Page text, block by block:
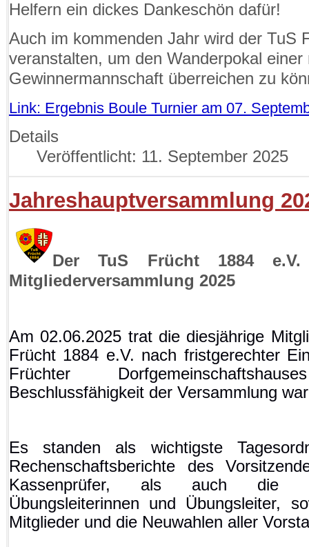
Helfern ein dickes Dankeschön dafür!
Auch im kommenden Jahr wird der TuS
veranstalten, um den Wanderpokal einer
Gewinnermannschaft überreichen zu
Link: Ergebnis Boule Turnier am 07.
Details
Veröffentlicht: 11. September 2025
Jahreshauptversammlung
Der TuS Frücht 1884
Mitgliederversammlung 2025
Am 02.06.2025 trat die diesjährige
Frücht 1884 e.V. nach fristgerechter
Früchter
Beschlussfähigkeit der Versammlung
Es standen als wichtigste
Rechenschaftsberichte des
Kassenprüfer, als auch die
Übungsleiterinnen und Übungsleiter,
Mitglieder und die Neuwahlen aller